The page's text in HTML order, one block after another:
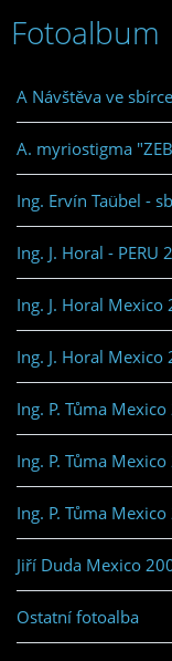
Fotoalbum
A Návštěva ve
A. myriostigma
Ing. Ervín Taübel -
Ing. J. Horal - PERU
Ing. J. Horal Mexico
Ing. J. Horal Mexico
Ing. P. Tůma
Ing. P. Tůma
Ing. P. Tůma
Jiří Duda Mexico
Ostatní fotoalba